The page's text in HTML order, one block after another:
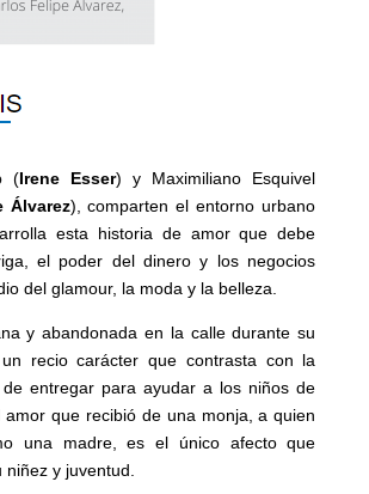
(Irene Esser) y Maximiliano Esquivel
Álvarez), comparten el entorno urbano
esta historia de amor que debe
el poder del dinero y los negocios
del glamour, la moda y la belleza.
y abandonada en la calle durante su
recio carácter que contrasta con la
entregar para ayudar a los niños de
amor que recibió de una monja, a quien
una madre, es el único afecto que
y juventud.